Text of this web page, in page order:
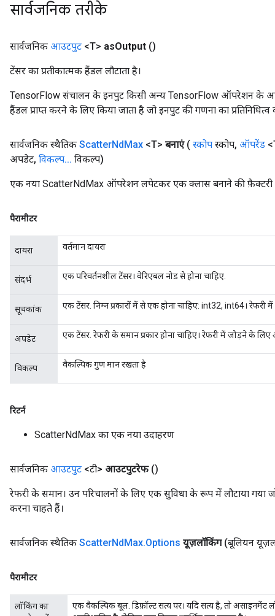
सार्वजनिक तरीके
सार्वजनिक आउटपुट <T> asOutput ()
टेंसर का प्रतीकात्मक हैंडल लौटाता है।
TensorFlow संचालन के इनपुट किसी अन्य TensorFlow ऑपरेशन के
हैंडल प्राप्त करने के लिए किया जाता है जो इनपुट की गणना का प्रतिनिधित्व
सार्वजनिक स्थैतिक ScatterNdMax <T> बनाएं ( स्कोप स्कोप, ऑपरेंड
अपडेट, विकल्प... विकल्प)
एक नया ScatterNdMax ऑपरेशन लपेटकर एक क्लास बनाने की फ़ैक्टरी
पैरामीटर
दायरा वर्तमान दायरा
संदर्भ एक परिवर्तनशील टेंसर। वेरिएबल नोड से होना चाहिए.
सूचकांक एक टेंसर. निम्न प्रकारों में से एक होना चाहिए: int32, int64। रेफरी
अपडेट एक टेंसर. रेफरी के समान प्रकार होना चाहिए। रेफरी में जोड़ने के लिए
विकल्प वैकल्पिक गुण मान रखता है
रिटर्न
ScatterNdMax का एक नया उदाहरण
सार्वजनिक आउटपुट <टी> आउटपुटरेफ ()
रेफरी के समान। उन परिचालनों के लिए एक सुविधा के रूप में लौटाया गया
करना चाहते हैं।
सार्वजनिक स्थैतिक ScatterNdMax.Options यूज़लॉकिंग (बूलियन
पैरामीटर
लॉकिंग का
एक वैकल्पिक बूल. डिफ़ॉल्ट सत्य पर। यदि सत्य है, तो असाइनमेंट